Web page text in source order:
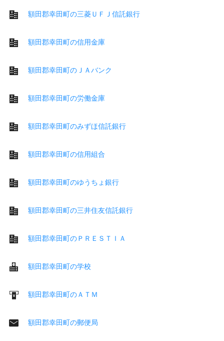
額田郡幸田町の三菱ＵＦＪ信託銀行
額田郡幸田町の信用金庫
額田郡幸田町のＪＡバンク
額田郡幸田町の労働金庫
額田郡幸田町のみずほ信託銀行
額田郡幸田町の信用組合
額田郡幸田町のゆうちょ銀行
額田郡幸田町の三井住友信託銀行
額田郡幸田町のＰＲＥＳＴＩＡ
額田郡幸田町の学校
額田郡幸田町のＡＴＭ
額田郡幸田町の郵便局